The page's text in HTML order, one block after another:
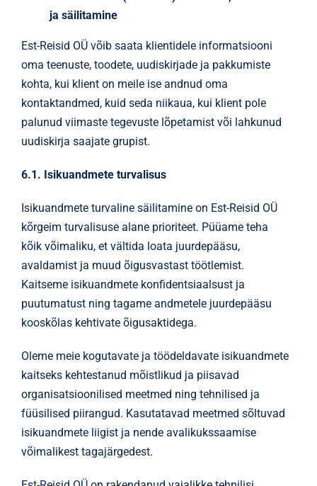
ja säilitamine
Est-Reisid OÜ võib saata klientidele informatsiooni
oma teenuste, toodete, uudiskirjade ja pakkumiste
kohta, kui klient on meile ise andnud oma
kontaktandmed, kuid seda niikaua, kui klient pole
palunud viimaste tegevuste lõpetamist või lahkunud
uudiskirja saajate grupist.
6.1. Isikuandmete turvalisus
Isikuandmete turvaline säilitamine on Est-Reisid OÜ
kõrgeim turvalisuse alane prioriteet. Püüame teha
kõik võimaliku, et vältida loata juurdepääsu,
avaldamist ja muud õigusvastast töötlemist.
Kaitseme isikuandmete konfidentsiaalsust ja
puutumatust ning tagame andmetele juurdepääsu
kooskõlas kehtivate õigusaktidega.
Oleme meie kogutavate ja töödeldavate isikuandmete
kaitseks kehtestanud mõistlikud ja piisavad
organisatsioonilised meetmed ning tehnilised ja
füüsilised piirangud. Kasutatavad meetmed sõltuvad
isikuandmete liigist ja nende avalikukssaamise
võimalikest tagajärgedest.